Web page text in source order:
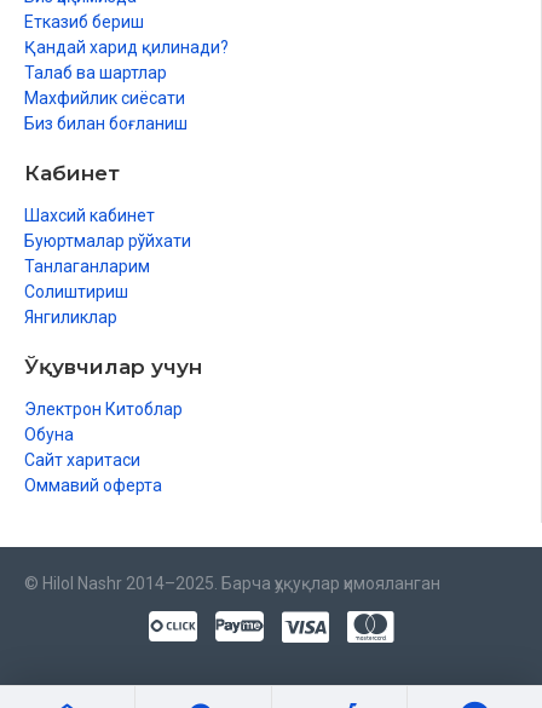
Етказиб бериш
Қандай харид қилинади?
Талаб ва шартлар
Махфийлик сиёсати
Биз билан боғланиш
Кабинет
Шахсий кабинет
Буюртмалар рўйхати
Танлаганларим
Солиштириш
Янгиликлар
Ўқувчилар учун
Электрон Китоблар
Обуна
Сайт харитаси
Оммавий оферта
© Hilol Nashr 2014–2025. Барча ҳуқуқлар ҳимояланган